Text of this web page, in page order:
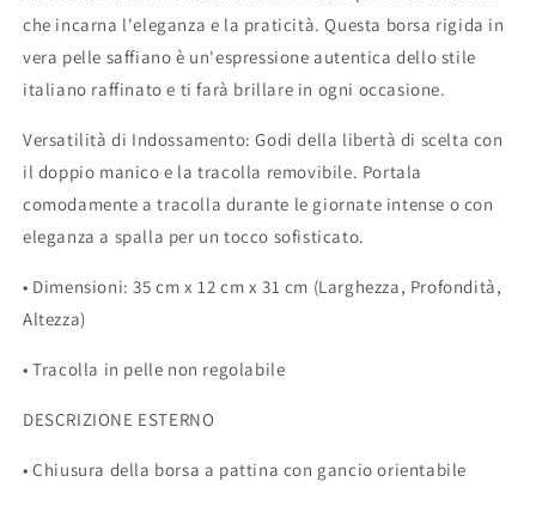
che incarna l'eleganza e la praticità. Questa borsa rigida in
vera pelle saffiano è un'espressione autentica dello stile
italiano raffinato e ti farà brillare in ogni occasione.
Versatilità di Indossamento: Godi della libertà di scelta con
il doppio manico e la tracolla removibile. Portala
comodamente a tracolla durante le giornate intense o con
eleganza a spalla per un tocco sofisticato.
• Dimensioni: 35 cm x 12 cm x 31 cm (Larghezza, Profondità,
Altezza)
• Tracolla in pelle non regolabile
DESCRIZIONE ESTERNO
• Chiusura della borsa a pattina con gancio orientabile